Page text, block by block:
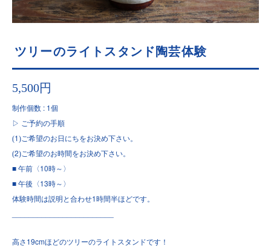
ツリーのライトスタンド陶芸体験
5,500円
制作個数 : 1個
▷ ご予約の手順
(1)ご希望のお日にちをお決め下さい。
(2)ご希望のお時間をお決め下さい。
■ 午前〈 10時～〉
■ 午後〈 13時～〉
体験時間は説明と合わせ1時間半ほどです。
高さ 19cmほどのツリーのライトスタンドです！